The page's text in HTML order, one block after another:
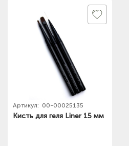
Артикул: 00-00025135
Кисть для геля Liner 15 мм